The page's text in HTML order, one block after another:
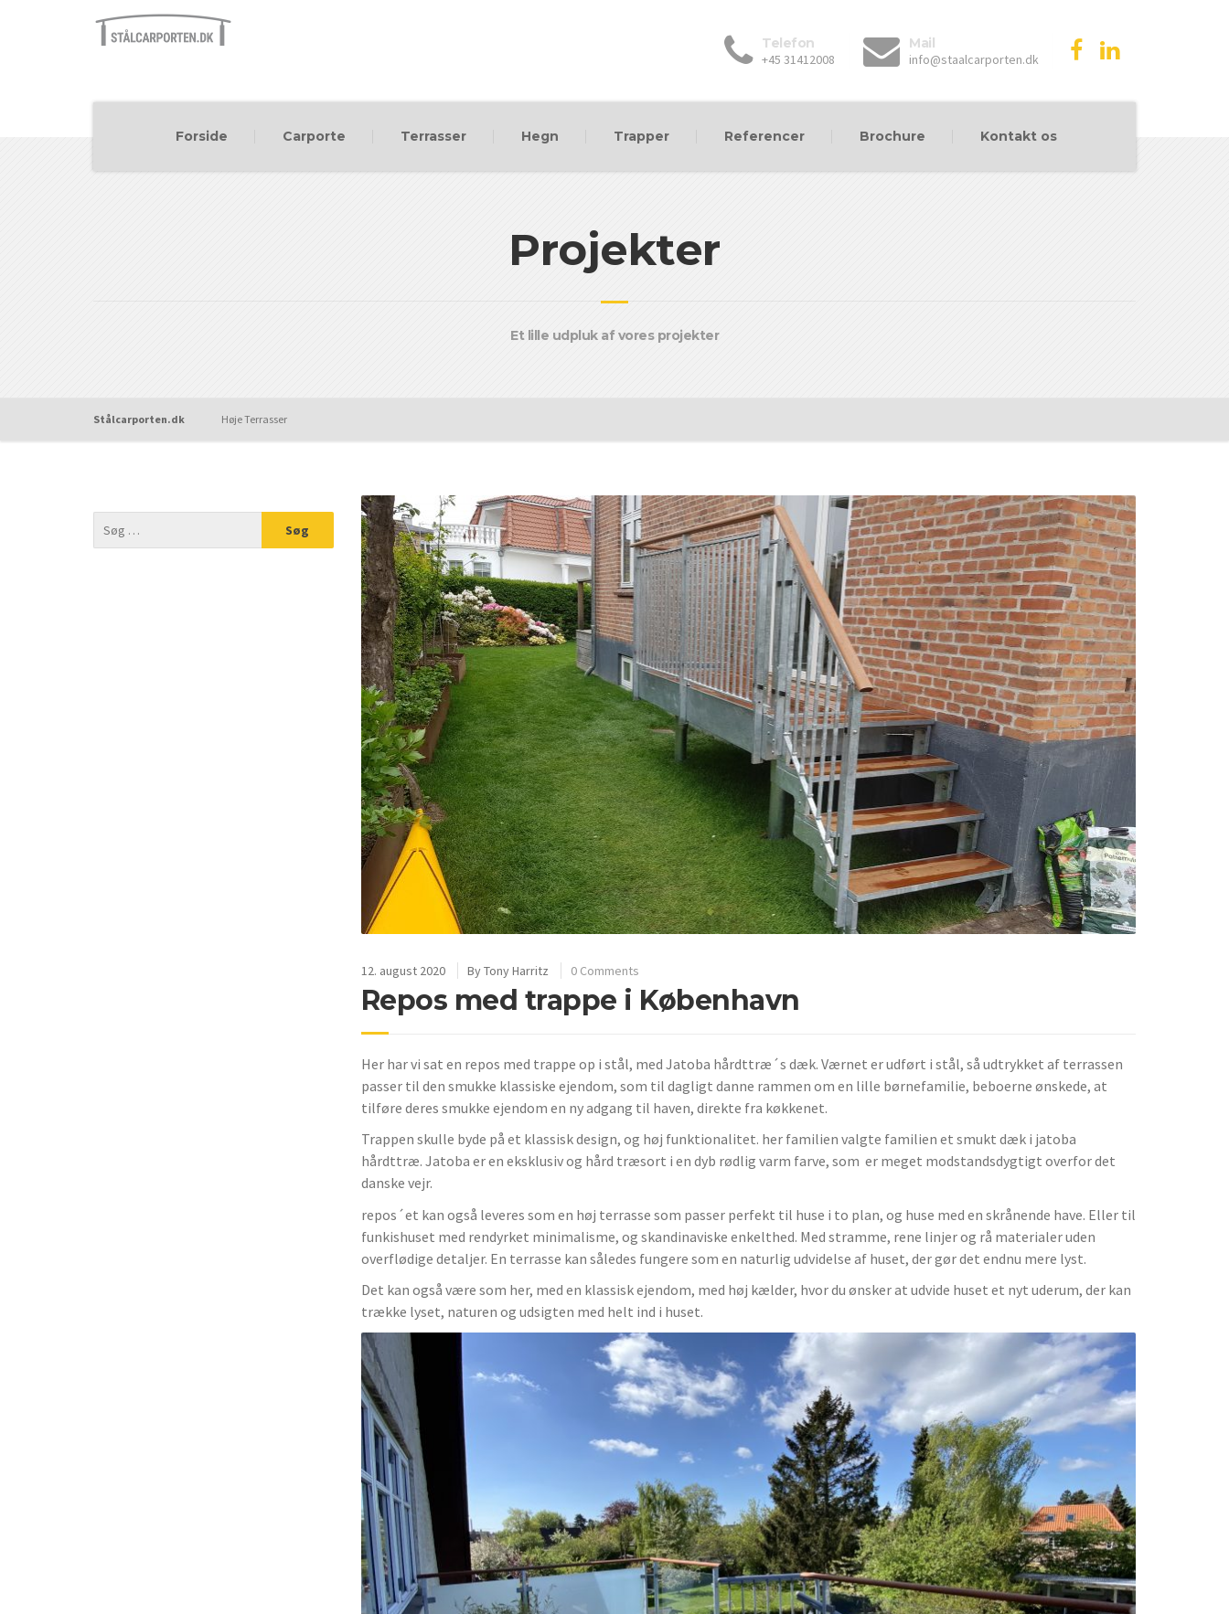
Telefon
+45 31412008
Mail
info@staalcarporten.dk
Forside Carporte Terrasser Hegn Trapper Referencer Brochure Kontakt os
Projekter
Et lille udpluk af vores projekter
Stålcarporten.dk Høje Terrasser
12. august 2020 ByTony Harritz 0 Comments
Repos med trappe i København
Her har vi sat en repos med trappe op i stål, med Jatoba hårdttræ´s dæk. Værnet er udført i stål, så udtrykket af terrassen
passer til den smukke klassiske ejendom, som til dagligt danne rammen om en lille børnefamilie, beboerne ønskede, at
tilføre deres smukke ejendom en ny adgang til haven, direkte fra køkkenet.
Trappen skulle byde på et klassisk design, og høj funktionalitet. her familien valgte familien et smukt dæk i jatoba
hårdttræ. Jatoba er en eksklusiv og hård træsort i en dyb rødlig varm farve, som er meget modstandsdygtigt overfor det
danske vejr.
repos´et kan også leveres som en høj terrasse som passer perfekt til huse i to plan, og huse med en skrånende have. Eller til
funkishuset med rendyrket minimalisme, og skandinaviske enkelthed. Med stramme, rene linjer og rå materialer uden
overflødige detaljer. En terrasse kan således fungere som en naturlig udvidelse af huset, der gør det endnu mere lyst.
Det kan også være som her, med en klassisk ejendom, med høj kælder, hvor du ønsker at udvide huset et nyt uderum, der kan
trække lyset, naturen og udsigten med helt ind i huset.